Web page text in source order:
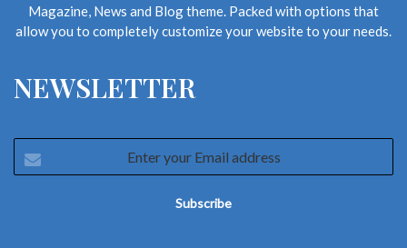
Magazine, News and Blog theme. Packed with options that
allow you to completely customize your website to your needs.
NEWSLETTER
your